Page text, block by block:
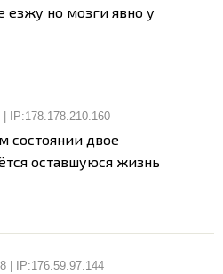
езжу но мозги явно у
IP:178.178.210.160
состоянии двое
оставшуюся жизнь
| IP:176.59.97.144